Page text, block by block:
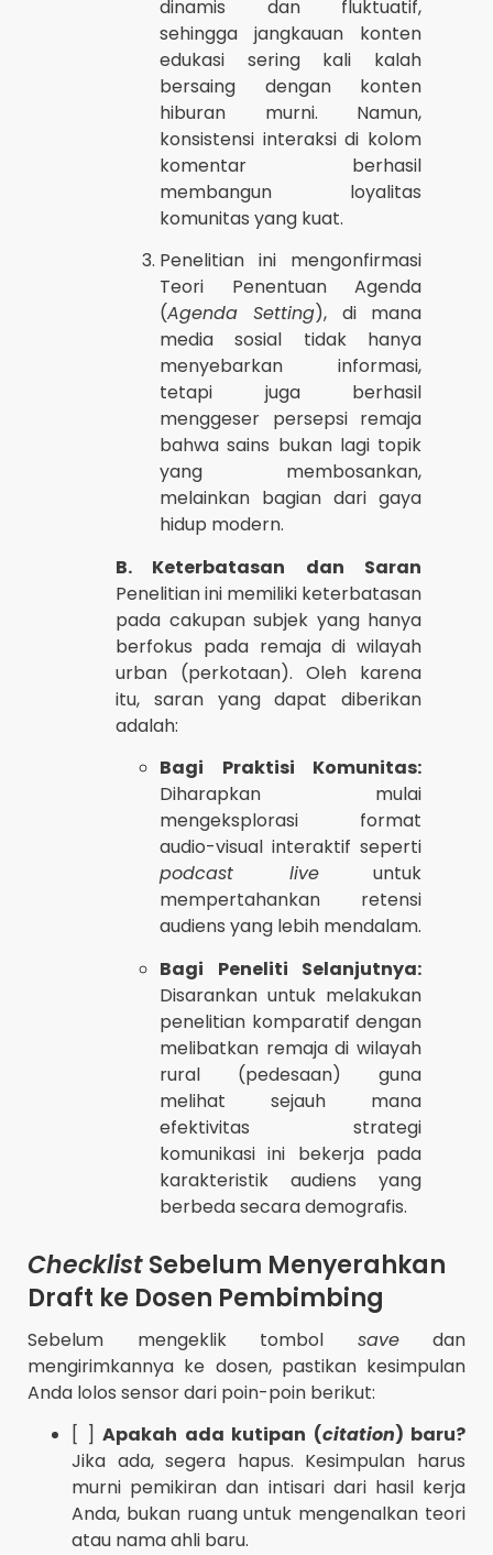
dinamis dan fluktuatif,
sehingga jangkauan konten
edukasi sering kali kalah
bersaing dengan konten
hiburan murni. Namun,
konsistensi interaksi di kolom
komentar berhasil
membangun loyalitas
komunitas yang kuat.
Penelitian ini mengonfirmasi
Teori Penentuan Agenda
(Agenda Setting), di mana
media sosial tidak hanya
menyebarkan informasi,
tetapi juga berhasil
menggeser persepsi remaja
bahwa sains bukan lagi topik
yang membosankan,
melainkan bagian dari gaya
hidup modern.
B. Keterbatasan dan Saran
Penelitian ini memiliki keterbatasan
pada cakupan subjek yang hanya
berfokus pada remaja di wilayah
urban (perkotaan). Oleh karena
itu, saran yang dapat diberikan
adalah:
Bagi Praktisi Komunitas:
Diharapkan mulai
mengeksplorasi format
audio-visual interaktif seperti
podcast liveuntuk
mempertahankan retensi
audiens yang lebih mendalam.
Bagi Peneliti Selanjutnya:
Disarankan untuk melakukan
penelitian komparatif dengan
melibatkan remaja di wilayah
rural (pedesaan) guna
melihat sejauh mana
efektivitas strategi
komunikasi ini bekerja pada
karakteristik audiens yang
berbeda secara demografis.
ChecklistSebelum Menyerahkan
Draft ke Dosen Pembimbing
Sebelum mengeklik tombol savedan
mengirimkannya ke dosen, pastikan kesimpulan
Anda lolos sensor dari poin-poin berikut:
[ ] Apakah ada kutipan (citation) baru?
Jika ada, segera hapus. Kesimpulan harus
murni pemikiran dan intisari dari hasil kerja
Anda, bukan ruang untuk mengenalkan teori
atau nama ahli baru.